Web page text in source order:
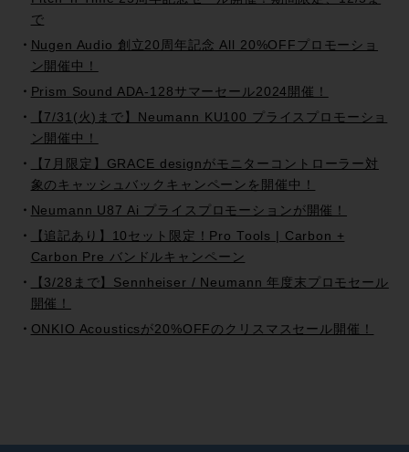
で
Nugen Audio 創立20周年記念 All 20%OFFプロモーショ
ン開催中！
Prism Sound ADA-128サマーセール2024開催！
【7/31(火)まで】Neumann KU100 プライスプロモーショ
ン開催中！
【7月限定】GRACE designがモニターコントローラー対
象のキャッシュバックキャンペーンを開催中！
Neumann U87 Ai プライスプロモーションが開催！
【追記あり】10セット限定！Pro Tools | Carbon +
Carbon Pre バンドルキャンペーン
【3/28まで】Sennheiser / Neumann 年度末プロモセール
開催！
ONKIO Acousticsが20%OFFのクリスマスセール開催！